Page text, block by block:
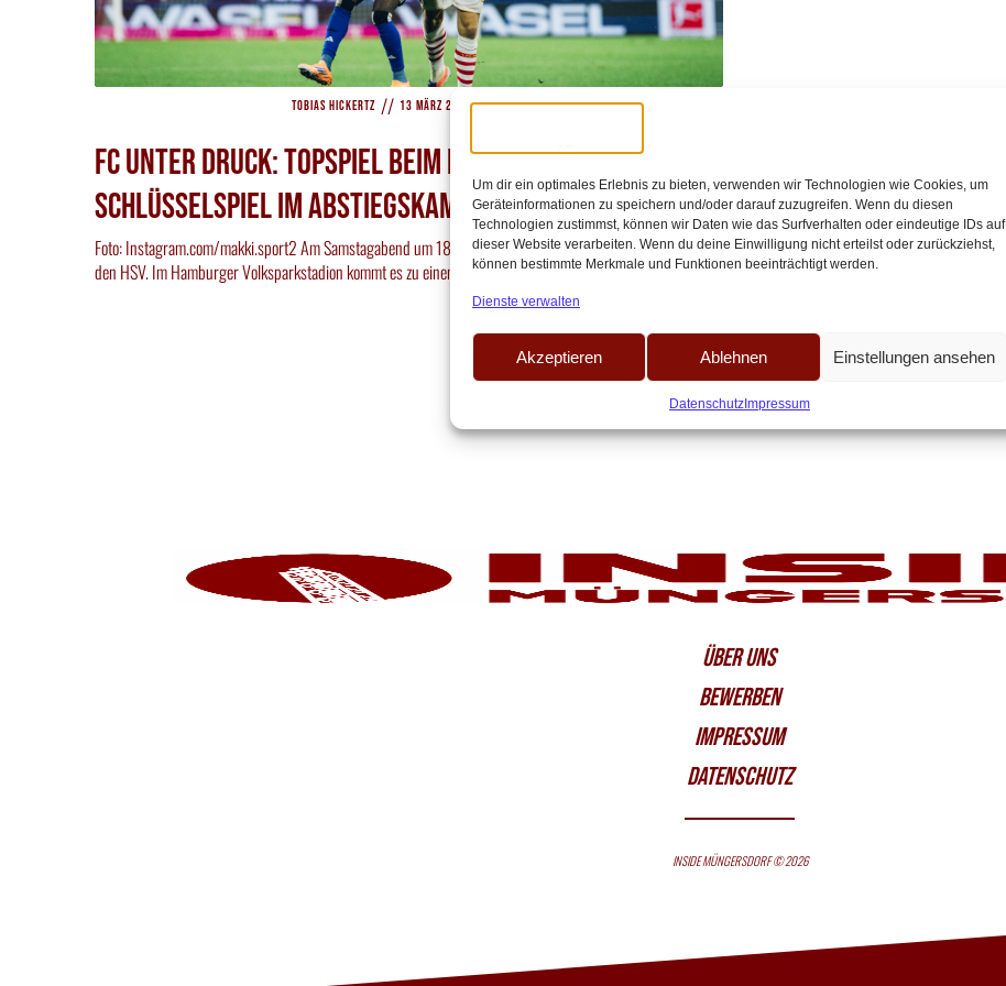
Um dir ein optimales Erlebnis zu bieten, verwenden wir Technologien wie Cookies, um
Geräteinformationen zu speichern und/oder darauf zuzugreifen. Wenn du diesen
Technologien zustimmst, können wir Daten wie das Surfverhalten oder eindeutige IDs auf
dieser Website verarbeiten. Wenn du deine Einwilligung nicht erteilst oder zurückziehst,
können bestimmte Merkmale und Funktionen beeinträchtigt werden.
Dienste verwalten
Akzeptieren Ablehnen Einstellungen ansehen
DatenschutzImpressum
Tobias Hickertz // 13 März 2026 // 18:02
FC unter Druck: Topspiel beim HSV wird zum
Schlüsselspiel im Abstiegskampf
Foto: Instagram.com/makki.sport2 Am Samstagabend um 18:30 Uhr triff der 1. FC Köln im Topspiel auf
den HSV. Im Hamburger Volksparkstadion kommt es zu einem Duell[…]
ÜBER UNS
BEWERBEN
IMPRESSUM
DATENSCHUTZ
INSIDE MÜNGERSDORF © 2026